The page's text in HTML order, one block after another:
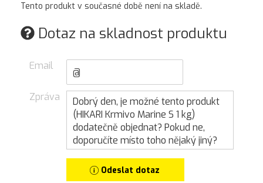
Tento produkt v současné době není na skladě.
Dotaz na skladnost produktu
Email
Zpráva
Odeslat dotaz